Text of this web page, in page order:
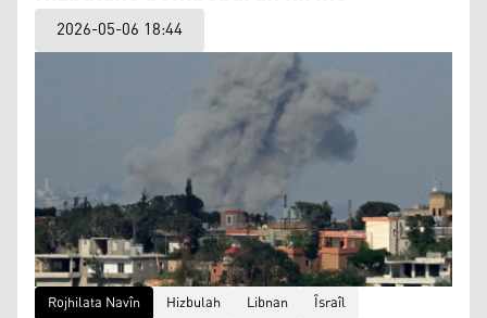
2026-05-06 18:44
Rojhilata Navîn Hizbulah Libnan Îsraîl